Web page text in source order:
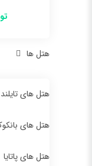
هتل ها
هتل های تایلند
هتل های
هتل های پاتایا